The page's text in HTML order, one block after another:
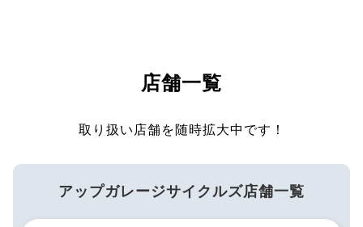
店舗一覧
取り扱い店舗を随時拡大中です！
アップガレージサイクルズ店舗一覧